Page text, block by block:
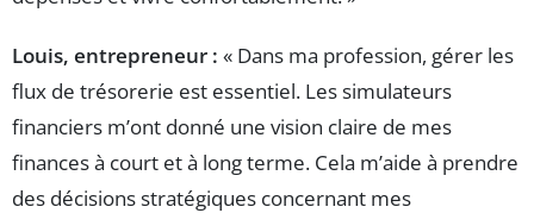
Louis, entrepreneur : « Dans ma profession, gérer les
flux de trésorerie est essentiel. Les simulateurs
financiers m’ont donné une vision claire de mes
finances à court et à long terme. Cela m’aide à prendre
des décisions stratégiques concernant mes